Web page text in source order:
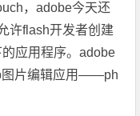
，adobe今天还
许flash开发者创建
应用程序。adobe
图片编辑应用——ph